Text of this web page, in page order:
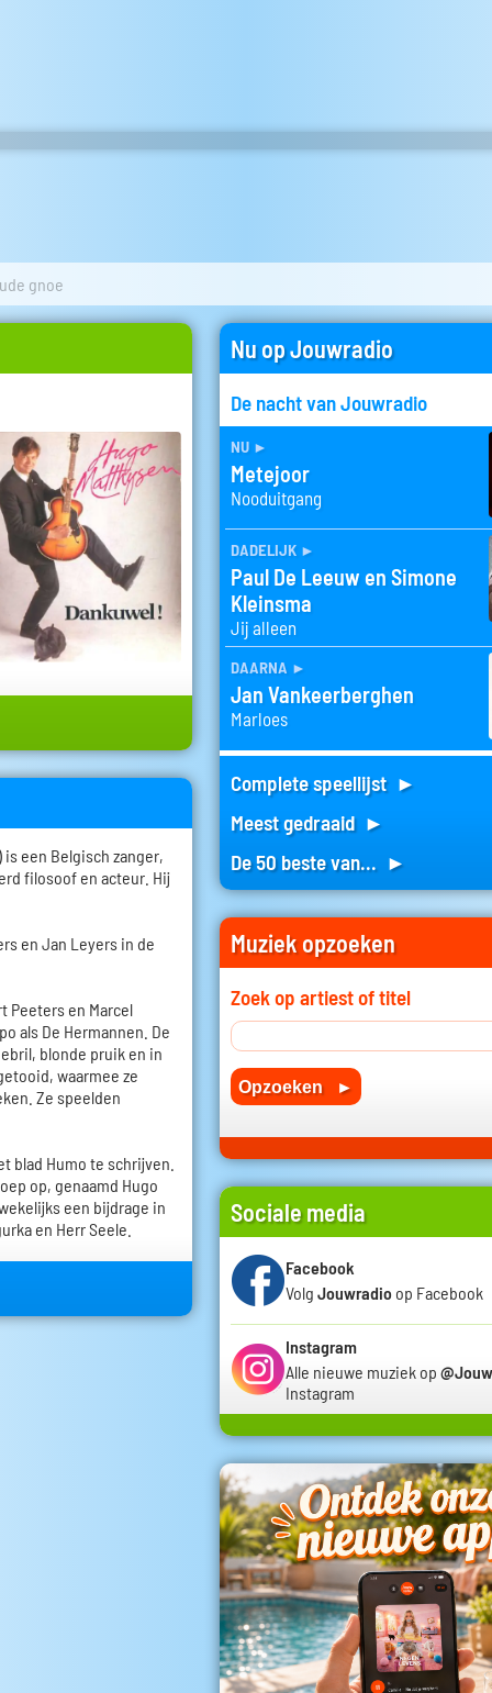
gnoe
is een Belgisch zanger,
filosoof en acteur. Hij
en Jan Leyers in de
Peeters en Marcel
als De Hermannen. De
blonde pruik en in
waarmee ze
Ze speelden
blad Humo te schrijven.
op, genaamd Hugo
een bijdrage in
en Herr Seele.
Nu op Jouwradio
De nacht van Jouwradio
nu ►
Metejoor
Nooduitgang
dadelijk ►
Paul De Leeuw en Simone
Kleinsma
Jij alleen
daarna ►
Jan Vankeerberghen
Marloes
Complete speellijst ►
Meest gedraaid ►
De 50 beste van... ►
Muziek opzoeken
Zoek op artiest of titel
Sociale media
Facebook
Volg Jouwradio op Facebook
Instagram
Alle nieuwe muziek op
Instagram